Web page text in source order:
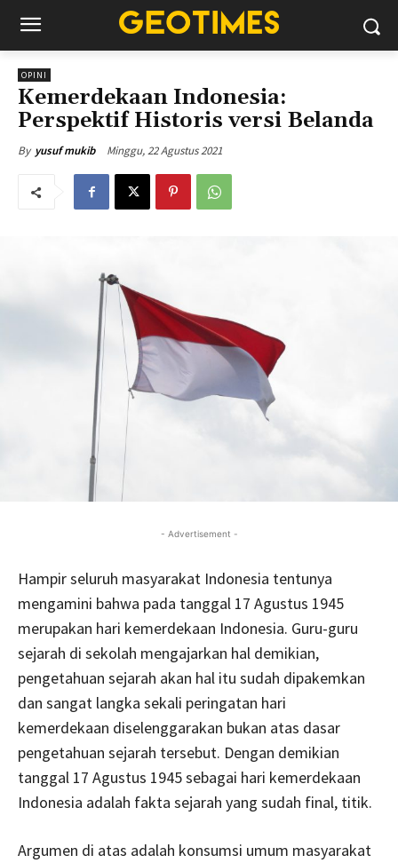
OPINI
Kemerdekaan Indonesia:
Perspektif Historis versi Belanda
By yusuf mukib Minggu, 22 Agustus 2021
- Advertisement -
Hampir seluruh masyarakat Indonesia tentunya
mengamini bahwa pada tanggal 17 Agustus 1945
merupakan hari kemerdekaan Indonesia. Guru-guru
sejarah di sekolah mengajarkan hal demikian,
pengetahuan sejarah akan hal itu sudah dipakemkan
dan sangat langka sekali peringatan hari
kemerdekaan diselenggarakan bukan atas dasar
pengetahuan sejarah tersebut. Dengan demikian
tanggal 17 Agustus 1945 sebagai hari kemerdekaan
Indonesia adalah fakta sejarah yang sudah final, titik.
Argumen di atas adalah konsumsi umum masyarakat